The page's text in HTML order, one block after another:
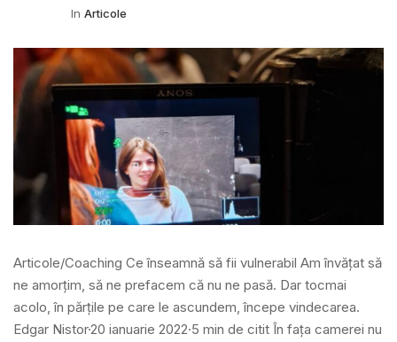
In Articole
Articole/Coaching Ce înseamnă să fii vulnerabil Am învățat să
ne amorțim, să ne prefacem că nu ne pasă. Dar tocmai
acolo, în părțile pe care le ascundem, începe vindecarea.
Edgar Nistor·20 ianuarie 2022·5 min de citit În fața camerei nu